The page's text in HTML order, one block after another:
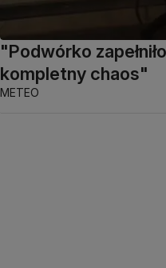
"Podwórko
kompletny chaos"
METEO